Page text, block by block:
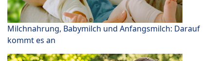
Milchnahrung, Babymilch und Anfangsmilch: Darauf
kommt es an